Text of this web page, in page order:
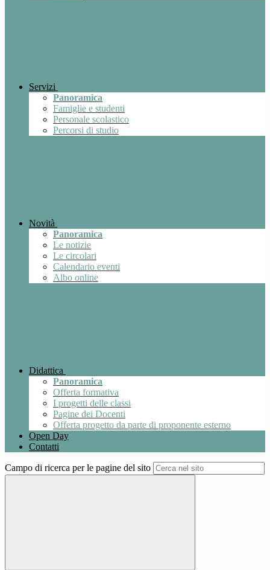
Servizi
Panoramica
Famiglie e studenti
Personale scolastico
Percorsi di studio
Novità
Panoramica
Le notizie
Le circolari
Calendario eventi
Albo online
Didattica
Panoramica
Offerta formativa
I progetti delle classi
Pagine dei Docenti
Offerta progetto da parte di proponente esterno
Open Day
Contatti
Campo di ricerca per le pagine del sito